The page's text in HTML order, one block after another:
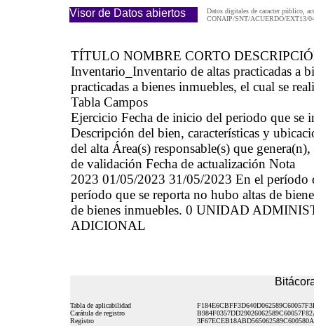
Visor de Datos abiertos
Datos digitales de caracter público,
CONAIP/SNT/ACUERDO/EXT13/
TÍTULO NOMBRE CORTO
Inventario_Inventario de altas practicadas a
practicadas a bienes inmuebles, el cual se
Tabla Campos
Ejercicio Fecha de inicio del periodo que se
Descripción del bien, características y
del alta Área(s) responsable(s) que
de validación Fecha de actualización Nota
2023 01/05/2023 31/05/2023 En el período
período que se reporta no hubo altas de
de bienes inmuebles. 0 UNIDAD
ADICIONAL
Tabla de aplicabilidad
Carátula de registro
Registro